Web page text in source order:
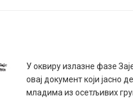
У оквиру излазне фазе
овај документ који
младима из осетљивих